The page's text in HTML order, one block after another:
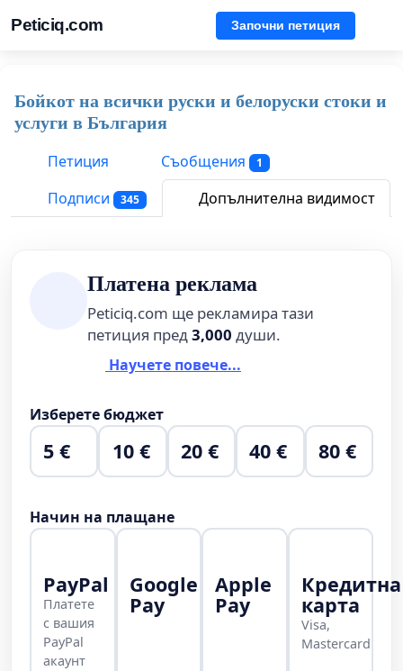
Peticiq.com Започни петиция
Бойкот на всички руски и белоруски стоки и
услуги в България
Петиция
Съобщения 1
Подписи 345 Допълнителна видимост
Платена реклама
Peticiq.com ще рекламира тази
петиция пред3,000 души.
Научете повече...
Изберете бюджет
5 € 10 € 20 € 40 € 80 €
Начин на плащане
PayPal
Платете
с вашия
PayPal
акаунт
Google
Pay
Apple
Pay
Кредитна
карта
Visa,
Mastercard